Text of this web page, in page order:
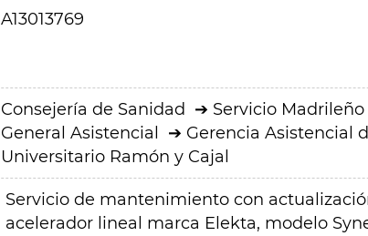
A13013769
Consejería de Sanidad Servicio Madrileño
General Asistencial
Gerencia Asistencial
Universitario Ramón y Cajal
Servicio de mantenimiento con
acelerador lineal marca Elekta, modelo